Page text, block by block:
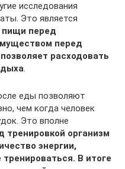
исследования
Это является
пищи перед
перед
расходовать
.
еды позволяют
чем когда человек
Это вполне
тренировкой организм
энергии,
В итоге